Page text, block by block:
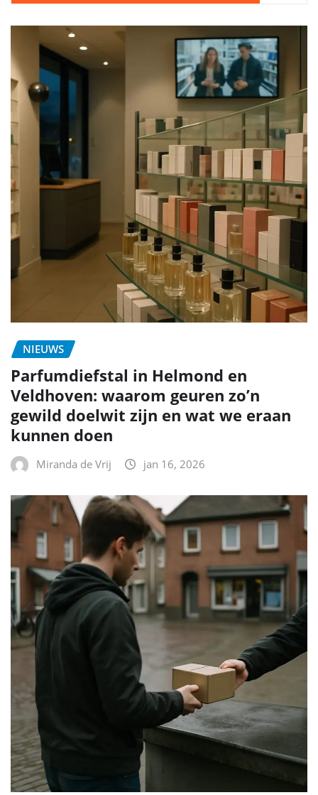
NIEUWS
Parfumdiefstal in Helmond en
Veldhoven: waarom geuren zo’n
gewild doelwit zijn en wat we eraan
kunnen doen
Miranda de Vrij jan 16, 2026